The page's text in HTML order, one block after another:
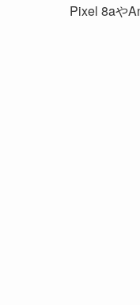
Pixel 8aや